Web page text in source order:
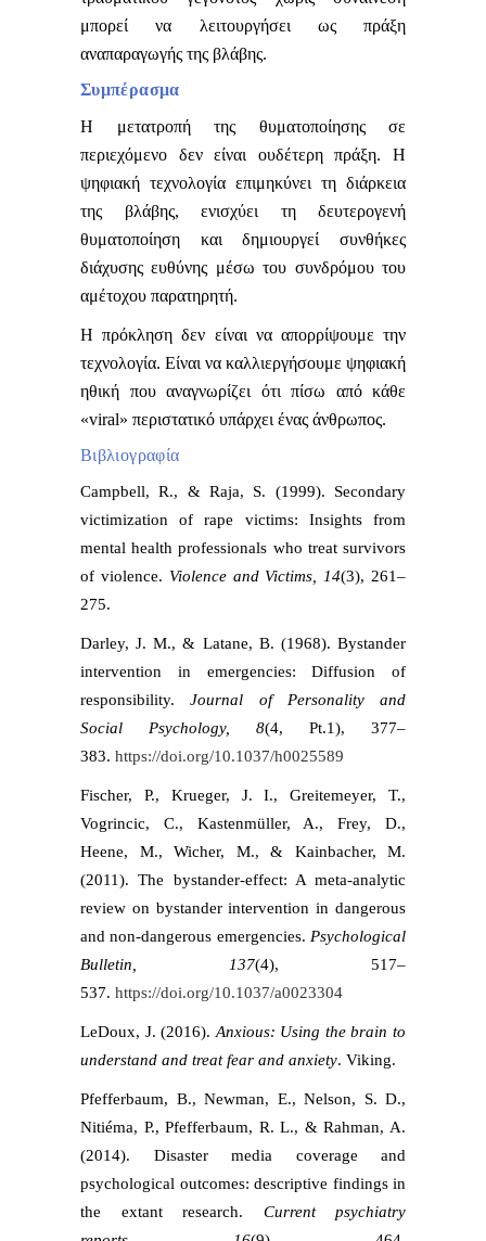
μπορεί να λειτουργήσει ως πράξη
αναπαραγωγής της βλάβης.
Συμπέρασμα
Η μετατροπή της θυματοποίησης σε
περιεχόμενο δεν είναι ουδέτερη πράξη. Η
ψηφιακή τεχνολογία επιμηκύνει τη διάρκεια
της βλάβης, ενισχύει τη δευτερογενή
θυματοποίηση και δημιουργεί συνθήκες
διάχυσης ευθύνης μέσω του συνδρόμου του
αμέτοχου παρατηρητή.
Η πρόκληση δεν είναι να απορρίψουμε την
τεχνολογία. Είναι να καλλιεργήσουμε ψηφιακή
ηθική που αναγνωρίζει ότι πίσω από κάθε
«viral» περιστατικό υπάρχει ένας άνθρωπος.
Βιβλιογραφία
Campbell, R., & Raja, S. (1999). Secondary
victimization of rape victims: Insights from
mental health professionals who treat survivors
of violence. Violence and Victims, 14(3), 261–
275.
Darley, J. M., & Latane, B. (1968). Bystander
intervention in emergencies: Diffusion of
responsibility.Journal of Personality and
Social Psychology, 8(4, Pt.1), 377–
383. https://doi.org/10.1037/h0025589
Fischer, P., Krueger, J. I., Greitemeyer, T.,
Vogrincic, C., Kastenmüller, A., Frey, D.,
Heene, M., Wicher, M., & Kainbacher, M.
(2011). The bystander-effect: A meta-analytic
review on bystander intervention in dangerous
and non-dangerous emergencies. Psychological
Bulletin, 137(4), 517–
537. https://doi.org/10.1037/a0023304
LeDoux, J. (2016). Anxious: Using the brain to
understand and treat fear and anxiety. Viking.
Pfefferbaum, B., Newman, E., Nelson, S. D.,
Nitiéma, P., Pfefferbaum, R. L., & Rahman, A.
(2014). Disaster media coverage and
psychological outcomes: descriptive findings in
the extant research. Current psychiatry